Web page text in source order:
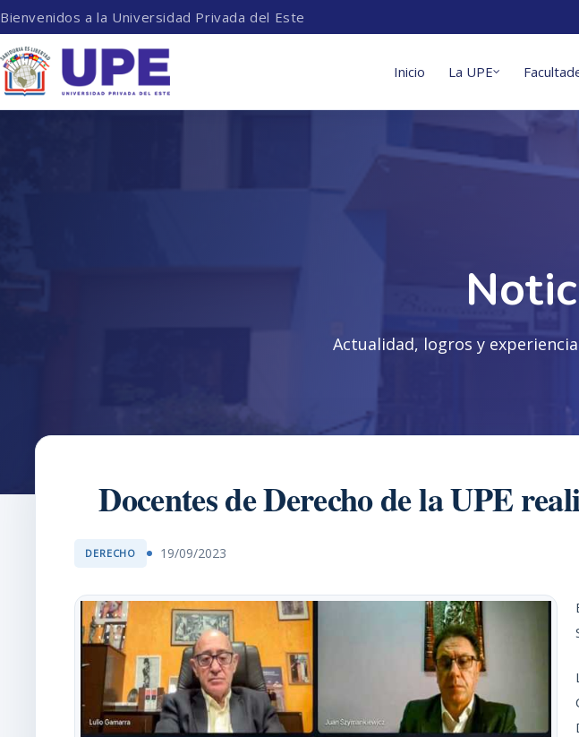
Bienvenidos a la Universidad Privada del Este
Inicio La UPE
Actualidad, logros y
Docentes de Derecho de la UPE
DERECHO 19/09/2023